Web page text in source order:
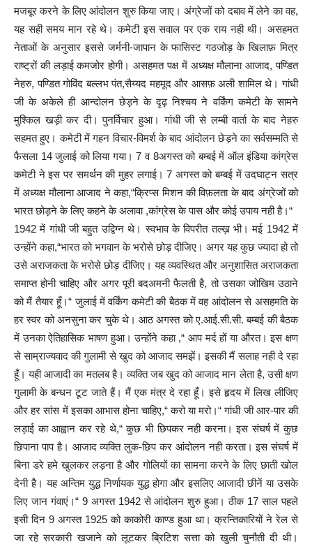
मजबूर करने के लिए आंदोलन शुरु किया जाए। अंग्रेजों को दबाव में लेने का वह,
यह सही समय मान रहे थे। कमेटी इस सवाल पर एक राय नही थी। असहमत
नेताओं के अनुसार इससे जर्मनी-जापान के फासिस्ट गठजोड़ के खिलाफ़ मित्र
राष्ट्रों की लड़ाई कमजोर होगी। असहमत पक्ष में अध्यक्ष मौलाना आजाद, पण्डित
नेहरु, पण्डित गोविंद बल्लभ पंत,सैय्यद महमूद और आसफ़ अली शामिल थे। गांधी
जी के अकेले ही आन्दोलन छेड़ने के दृढ़ निश्चय ने वर्किंग कमेटी के सामने
मुश्किल खड़ी कर दी। पुनर्विचार हुआ। गांधी जी से लम्बी वार्ता के बाद नेहरु
सहमत हुए। कमेटी में गहन विचार-विमर्श के बाद आंदोलन छेड़ने का सर्वसम्मति से
फैसला 14 जुलाई को लिया गया। 7 व 8अगस्त को बम्बई में ऑल इंडिया कांग्रेस
कमेटी ने इस पर समर्थन की मुहर लगाई। 7 अगस्त को बम्बई में उदघाट्न सत्र
में अध्यक्ष मौलाना आजाद ने कहा,“क्रिप्स मिशन की विफ़लता के बाद अंग्रेजों को
भारत छोड़ने के लिए कहने के अलावा ,कांग्रेस के पास और कोई उपाय नही है।“
1942 में गांधी जी बहुत उद्विग्न थे। स्वभाव के विपरीत तल्ख़ भी। मई 1942 में
उन्होंने कहा,“भारत को भगवान के भरोसे छोड़ दीजिए। अगर यह कुछ ज्यादा हो तो
उसे अराजकता के भरोसे छोड़ दीजिए। यह व्यवस्थित और अनुशासित अराजकता
समाप्त होनी चाहिए और अगर पूरी बदअमनी फैलती है, तो उसका जोखिम उठाने
को मैं तैयार हूँ।“ जुलाई में वर्किंग कमेटी की बैठक में वह आंदोलन से असहमति के
हर स्वर को अनसुना कर चुके थे। आठ अगस्त को ए.आई.सी.सी. बम्बई की बैठक
में उनका ऐतिहासिक भाषण हुआ। उन्होंने कहा ,“ आप मर्द हों या औरत। इस क्षण
से साम्राज्यवाद की गुलामी से खुद को आजाद समझें। इसकी मैं सलाह नही दे रहा
हूँ। यही आजादी का मतलब है। व्यक्ति जब खुद को आजाद मान लेता है, उसी क्षण
गुलामी के बन्धन टूट जाते हैं। मैं एक मंत्र दे रहा हूँ। इसे हृदय में लिख लीजिए
और हर सांस में इसका आभास होना चाहिए,“ करो या मरो।“ गांधी जी आर-पार की
लड़ाई का आह्वान कर रहे थे,“ कुछ भी छिपकर नही करना। इस संघर्ष में कुछ
छिपाना पाप है। आजाद व्यक्ति लुक-छिप कर आंदोलन नही करता। इस संघर्ष में
बिना डरे हमे खुलकर लड़ना है और गोलियों का सामना करने के लिए छाती खोल
देनी है। यह अन्तिम युद्ध निर्णायक युद्ध होगा और इसलिए आजादी छीनें या उसके
लिए जान गंवाएं।“ 9 अगस्त 1942 से आंदोलन शुरु हुआ। ठीक 17 साल पहले
इसी दिन 9 अगस्त 1925 को काकोरी काण्ड हुआ था। क्रन्तिकारियों ने रेल से
जा रहे सरकारी खजाने को लूटकर ब्रिटिश सत्ता को खुली चुनौती दी थी।